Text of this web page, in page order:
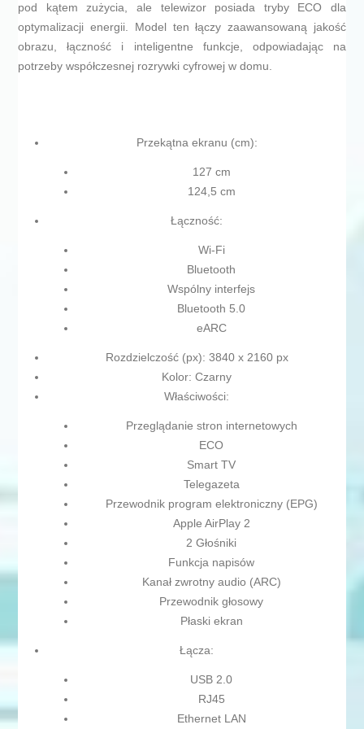
pod kątem zużycia, ale telewizor posiada tryby ECO dla
optymalizacji energii. Model ten łączy zaawansowaną jakość
obrazu, łączność i inteligentne funkcje, odpowiadając na
potrzeby współczesnej rozrywki cyfrowej w domu.
Przekątna ekranu (cm):
127 cm
124,5 cm
Łączność:
Wi-Fi
Bluetooth
Wspólny interfejs
Bluetooth 5.0
eARC
Rozdzielczość (px): 3840 x 2160 px
Kolor: Czarny
Właściwości:
Przeglądanie stron internetowych
ECO
Smart TV
Telegazeta
Przewodnik program elektroniczny (EPG)
Apple AirPlay 2
2 Głośniki
Funkcja napisów
Kanał zwrotny audio (ARC)
Przewodnik głosowy
Płaski ekran
Łącza:
USB 2.0
RJ45
Ethernet LAN